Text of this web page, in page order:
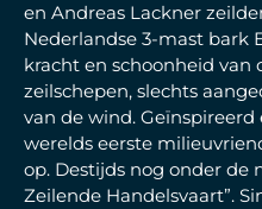
en Andreas Lackner
Nederlandse 3-mast bark
kracht en schoonheid van
zeilschepen, slechts
van de wind. Geïnspireerd
werelds eerste
op. Destijds nog onder de
Zeilende Handelsvaart”.